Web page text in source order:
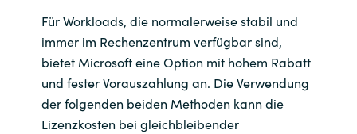
Middle East
Netherlands
Norway
Für Workloads, die normalerweise stabil und
immer im Rechenzentrum verfügbar sind,
bietet Microsoft eine Option mit hohem Rabatt
und fester Vorauszahlung an. Die Verwendung
der folgenden beiden Methoden kann die
Lizenzkosten bei gleichbleibender